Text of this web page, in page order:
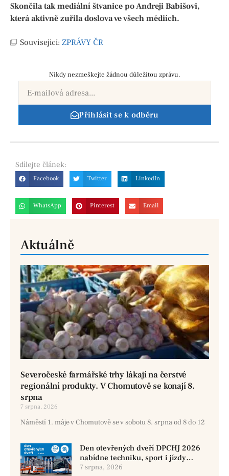
Skončila tak mediální štvanice po Andreji Babišovi,
která aktivně zuřila doslova ve všech médiích.
Související: ZPRÁVY ČR
Nikdy nezmeškejte žádnou důležitou zprávu.
Přihlásit se k odběru
Sdílejte článek:
Facebook Twitter LinkedIn
WhatsApp Pinterest Email
Aktuálně
Severočeské farmářské trhy lákají na čerstvé
regionální produkty. V Chomutově se konají 8.
srpna
7 srpna, 2026
Náměstí 1. máje v Chomutově se v sobotu 8. srpna od 8 do 12
Den otevřených dveří DPCHJ 2026
nabídne techniku, sport i jízdy
historickými vozy
7 srpna, 2026